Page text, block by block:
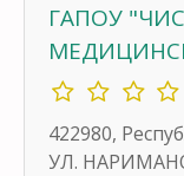
ГАПОУ
422980,
УЛ.